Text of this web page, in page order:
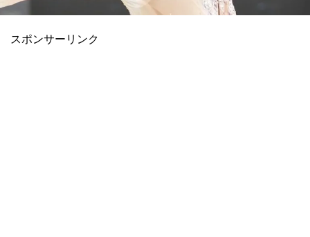
スポンサーリンク